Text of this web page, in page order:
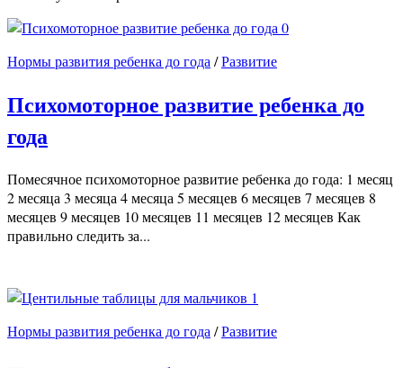
0
Нормы развития ребенка до года /Развитие
Психомоторное развитие ребенка до
года
Помесячное психомоторное развитие ребенка до года: 1 месяц
2 месяца 3 месяца 4 месяца 5 месяцев 6 месяцев 7 месяцев 8
месяцев 9 месяцев 10 месяцев 11 месяцев 12 месяцев Как
правильно следить за...
1
Нормы развития ребенка до года /Развитие